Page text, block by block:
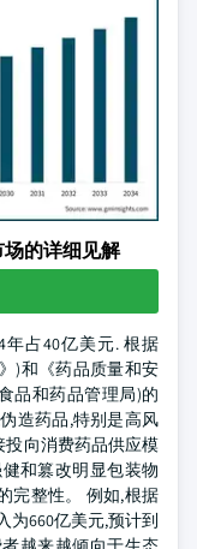
的详细见解
年占40亿美元. 根据
)和《药品质量和安
品和药品管理局)的
造药品,特别是高风
向消费药品供应模
和篡改明显包装物
完整性。 例如,根据
为660亿美元,预计到